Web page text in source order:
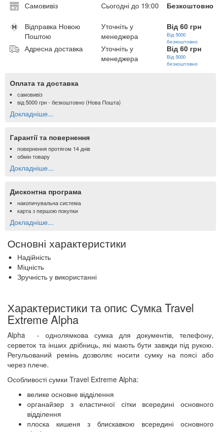
Самовивіз Сьогодні до 19:00 Безкоштовно
Відправка Новою
Поштою
Уточніть у
менеджера
Від 60 грн
Від 5000
безкоштовно
Адресна доставка
Уточніть у
менеджера
Від 60 грн
Від 5000
безкоштовно
Оплата та доставка
самовивіз
від5000 грн- безкоштовно (Нова Пошта)
Докладніше...
Гарантії та повернення
повернення протягом 14 днів
обмін товару
Докладніше...
Дисконтна програма
накопичувальна система
карта з першою покупки
Докладніше...
Основні характеристики
Надійність
Міцність
Зручність у використанні
Характеристики та опис Сумка Travel
Extreme Alpha
Alpha - однолямкова сумка для документів, телефону,
серветок та інших дрібниць, які мають бути завжди під рукою.
Регульований ремінь дозволяє носити сумку на поясі або
через плече.
Особливості сумки Travel Extreme Alpha:
велике основне відділення
органайзер з еластичної сітки всередині основного
відділення
плоска кишеня з блискавкою всередині основного